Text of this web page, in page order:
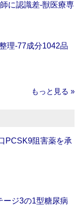
に認識差‐獣医療専
理‐77成分1042品
もっと見る »
PCSK9阻害薬を承
ージ3の1型糖尿病